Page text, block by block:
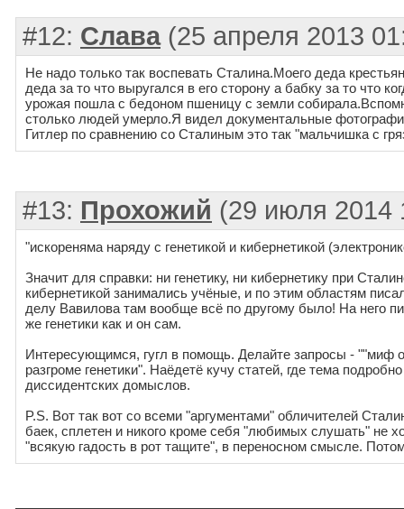
#12: Слава(25 апреля 2013
Не надо только так воспевать Сталина.Моего деда
деда за то что выругался в его сторону а бабку за то что
урожая пошла с бедоном пшеницу с земли
столько людей умерло.Я видел документальные
Гитлер по сравнению со Сталиным это так "мальчишка с
#13: Прохожий (29 июля 2014
"искореняма наряду с генетикой и кибернетикой
Значит для справки: ни генетику, ни кибернетику при
кибернетикой занимались учёные, и по этим областям
делу Вавилова там вообще всё по другому было! На него
же генетики как и он сам.
Интересующимся, гугл в помощь. Делайте запросы - ""миф
разгроме генетики". Наёдетё кучу статей, где тема
диссидентских домыслов.
P.S. Вот так вот со всеми "аргументами" обличителей
баек, сплетен и никого кроме себя "любимых слушать" не
"всякую гадость в рот тащите", в переносном смысле.